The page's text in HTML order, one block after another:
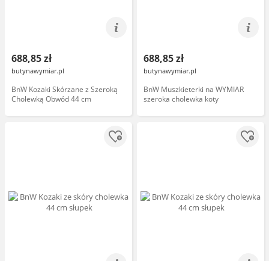
688,85 zł
butynawymiar.pl
BnW Kozaki Skórzane z Szeroką
Cholewką Obwód 44 cm
688,85 zł
butynawymiar.pl
BnW Muszkieterki na WYMIAR
szeroka cholewka koty